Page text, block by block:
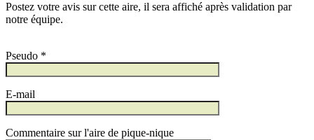
Postez votre avis sur cette aire, il sera affiché après validation par
notre équipe.
Pseudo *
E-mail
Commentaire sur l'aire de pique-nique